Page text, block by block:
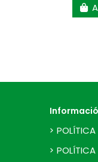
POLÍTICA
POLÍTICA